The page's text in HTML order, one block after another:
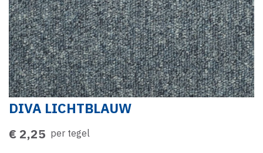
DIVA LICHTBLAUW
€ 2,25 per tegel